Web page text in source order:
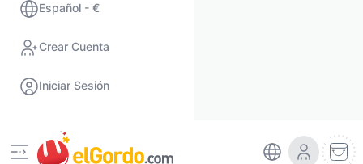
Español - €
Crear Cuenta
Iniciar Sesión